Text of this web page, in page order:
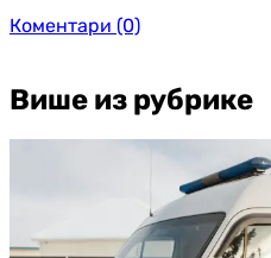
Коментари (0)
Више из рубрике